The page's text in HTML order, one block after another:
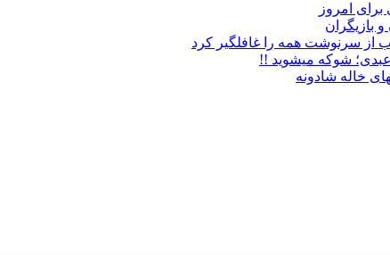
بازیگران
از سرنوشت همه را غافلگیر کرد
شوکه میشوید !!
خاله شادونه